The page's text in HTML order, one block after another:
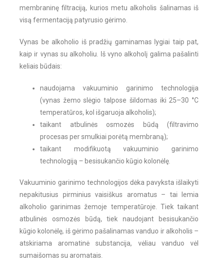
membraninę filtraciją, kurios metu alkoholis šalinamas iš
visą fermentaciją patyrusio gėrimo.
Vynas be alkoholio iš pradžių gaminamas lygiai taip pat,
kaip ir vynas su alkoholiu. Iš vyno alkoholį galima pašalinti
keliais būdais:
naudojama vakuuminio garinimo technologija
(vynas žemo slėgio talpose šildomas iki 25–30 °C
temperatūros, kol išgaruoja alkoholis);
taikant atbulinės osmozės būdą (filtravimo
procesas per smulkiai porėtą membraną);
taikant modifikuotą vakuuminio garinimo
technologiją – besisukančio kūgio kolonėlę.
Vakuuminio garinimo technologijos dėka pavyksta išlaikyti
nepakitusius pirminius vaisiškus aromatus – tai lemia
alkoholio garinimas žemoje temperatūroje. Tiek taikant
atbulinės osmozės būdą, tiek naudojant besisukančio
kūgio kolonėlę, iš gėrimo pašalinamas vanduo ir alkoholis –
atskiriama aromatinė substancija, vėliau vanduo vėl
sumaišomas su aromatais.